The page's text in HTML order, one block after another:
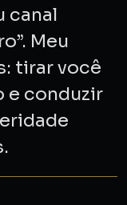
canal
Meu
tirar você
e conduzir